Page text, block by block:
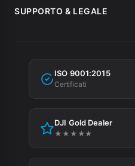
Noleggio
Metodi di pagamento
Agevolazioni fiscali
SUPPORTO & LEGALE
Privacy Policy
Preferenze cookie
ISO 9001:2015
Certificati
DJI Gold Dealer
★★★★★